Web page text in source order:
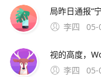
李四
05-
李四
05-